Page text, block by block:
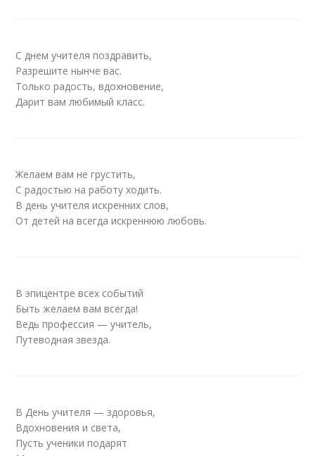
С днем учителя поздравить,
Разрешите нынче вас.
Только радость, вдохновение,
Дарит вам любимый класс.
Желаем вам не грустить,
С радостью на работу ходить.
В день учителя искренних слов,
От детей на всегда искреннюю любовь.
В эпицентре всех событий
Быть желаем вам всегда!
Ведь профессия — учитель,
Путеводная звезда.
В День учителя — здоровья,
Вдохновения и света,
Пусть ученики подарят